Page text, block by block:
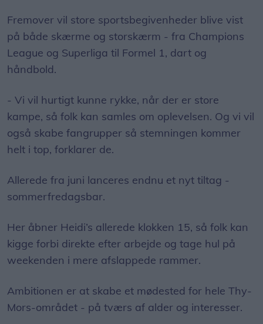
Fremover vil store sportsbegivenheder blive vist
på både skærme og storskærm - fra Champions
League og Superliga til Formel 1, dart og
håndbold.
- Vi vil hurtigt kunne rykke, når der er store
kampe, så folk kan samles om oplevelsen. Og vi vil
også skabe fangrupper så stemningen kommer
helt i top, forklarer de.
Allerede fra juni lanceres endnu et nyt tiltag -
sommerfredagsbar.
Her åbner Heidi’s allerede klokken 15, så folk kan
kigge forbi direkte efter arbejde og tage hul på
weekenden i mere afslappede rammer.
Ambitionen er at skabe et mødested for hele Thy-
Mors-området - på tværs af alder og interesser.